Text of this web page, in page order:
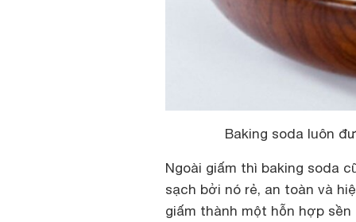
Baking soda luôn
Ngoài giấm thì baking soda
sạch bởi nó rẻ, an toàn và
giấm thành một hỗn hợp